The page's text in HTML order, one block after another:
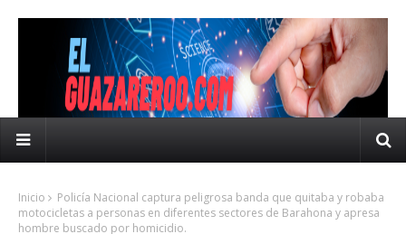
Inicio
Policía Nacional captura peligrosa banda que quitaba y robaba
motocicletas a personas en diferentes sectores de Barahona y apresa
hombre buscado por homicidio.